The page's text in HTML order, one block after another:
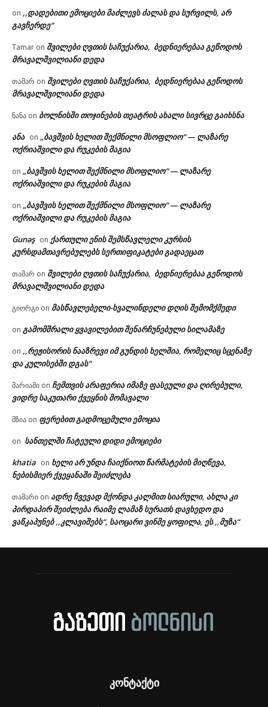
on ,,დადებითი ემოციები მაძლევს ძალას და სურვილს, არ
გავჩერდე“
Tamar on შვილები ღვთის საჩუქარია, ბედნიერებაა გეწოდოს
მრავალშვილიანი დედა
თამარ on შვილები ღვთის საჩუქარია, ბედნიერებაა გეწოდოს
მრავალშვილიანი დედა
ნანა on ბოლნისში თოჯინების თეატრის ახალი სივრცე გაიხსნა
ანა on „ბავშვის ხელით შექმნილი მსოფლიო“ — ლაზარე
ოქრიაშვილი და რუკების მაგია
on „ბავშვის ხელით შექმნილი მსოფლიო“ — ლაზარე
ოქრიაშვილი და რუკების მაგია
on „ბავშვის ხელით შექმნილი მსოფლიო“ — ლაზარე
ოქრიაშვილი და რუკების მაგია
Gunəş on ქართული ენის შემსწავლელი კურსის
კურსდამთავრებულებს სერთიფიკატები გადაეცათ
თამარ on შვილები ღვთის საჩუქარია, ბედნიერებაა გეწოდოს
მრავალშვილიანი დედა
გიორგი on მასწავლებელი-ხვალინდელი დღის შემომქმედი
on გამომშრალი ყვავილებით შენარჩუნებული სილამაზე
on ,,რეჟისორის ნააზრევი იმ გუნდის ხელშია, რომელიც სცენაზე
და კულისებში დგას“
მარიამი on ჩემთვის არაფერია იმაზე ფასეული და ღირებული,
ვიდრე საკუთარი ქვეყნის მომავალი
მზია on ფერებით გადმოცემული ემოცია
on სანთელში ჩატეული დიდი ემოციები
khatia on ხელი არ უნდა ჩაიქნიოთ წარმატების მიღწევა,
ნებისმიერ ქვეყანაში შეიძლება
თამარი on ადრე ჩვევად მქონდა კალმით სიარული, ახლა კი
პირდაპირ შეიძლება რაიმე ლამაზ სურათს დავხედო და
ვაწკაპუნებ ,,კლავიშებს“, საოცარი ვინმე ყოფილა, ეს ,,მუზა“
კონტაქტი